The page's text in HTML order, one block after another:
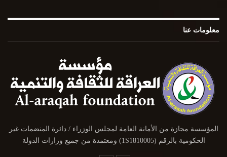
معلومات عنا
المؤسسة مجازة من الأمانة العامة لمجلس الوزراء / دائرة المنضمات غير
الحكومية بالرقم (1S1810005) ومعتمدة من جميع وزارات الدولة